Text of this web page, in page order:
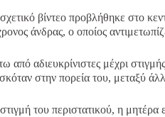
βίντεο προβλήθηκε στο
άνδρας, ο οποίος
από αδιευκρίνιστες μέχρι
στην πορεία του, μεταξύ
του περιστατικού, η μητέρα